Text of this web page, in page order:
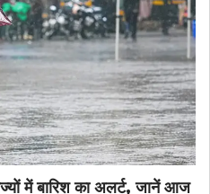
में बारिश का अलर्ट, जानें आज